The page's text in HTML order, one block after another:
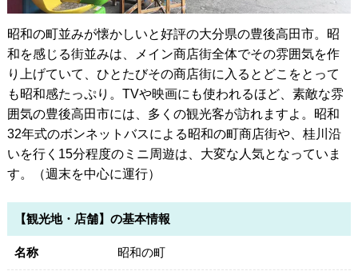
昭和の町並みが懐かしいと好評の大分県の豊後高田市。昭
和を感じる街並みは、メイン商店街全体でその雰囲気を作
り上げていて、ひとたびその商店街に入るとどこをとって
も昭和感たっぷり。TVや映画にも使われるほど、素敵な雰
囲気の豊後高田市には、多くの観光客が訪れますよ。昭和
32年式のボンネットバスによる昭和の町商店街や、桂川沿
いを行く15分程度のミニ周遊は、大変な人気となっていま
す。（週末を中心に運行）
【観光地・店舗】の基本情報
名称 昭和の町